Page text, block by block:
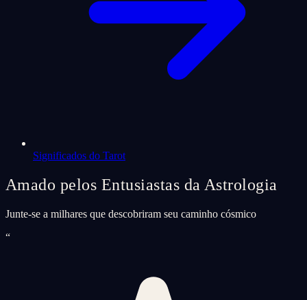
Significados do Tarot
Amado pelos Entusiastas da Astrologia
Junte-se a milhares que descobriram seu caminho cósmico
“